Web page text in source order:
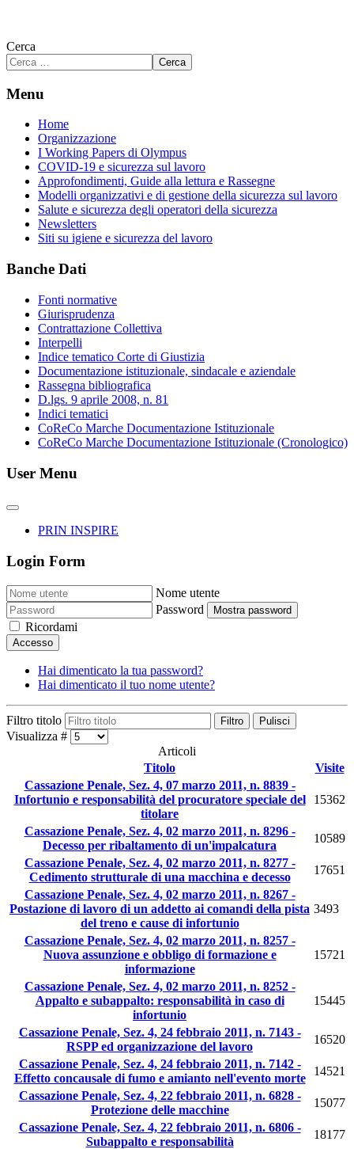
Cerca
Cerca
Menu
Home
Organizzazione
I Working Papers di Olympus
COVID-19 e sicurezza sul lavoro
Approfondimenti, Guide alla lettura e Rassegne
Modelli organizzativi e di gestione della sicurezza sul lavoro
Salute e sicurezza degli operatori della sicurezza
Newsletters
Siti su igiene e sicurezza del lavoro
Banche Dati
Fonti normative
Giurisprudenza
Contrattazione Collettiva
Interpelli
Indice tematico Corte di Giustizia
Documentazione istituzionale, sindacale e aziendale
Rassegna bibliografica
D.lgs. 9 aprile 2008, n. 81
Indici tematici
CoReCo Marche Documentazione Istituzionale
CoReCo Marche Documentazione Istituzionale (Cronologico)
User Menu
PRIN INSPIRE
Login Form
Nome utente
Password
Mostra password
Ricordami
Accesso
Hai dimenticato la tua password?
Hai dimenticato il tuo nome utente?
Filtro titolo Filtro Pulisci
Visualizza #
Articoli
Titolo
Visite
Cassazione Penale, Sez. 4, 07 marzo 2011, n. 8839 -
Infortunio e responsabilità del procuratore speciale del
titolare
15362
Cassazione Penale, Sez. 4, 02 marzo 2011, n. 8296 -
Decesso per ribaltamento di un'impalcatura
10589
Cassazione Penale, Sez. 4, 02 marzo 2011, n. 8277 -
Cedimento strutturale di una macchina e decesso
17651
Cassazione Penale, Sez. 4, 02 marzo 2011, n. 8267 -
Postazione di lavoro di un addetto ai comandi della pista
del treno e cause di infortunio
3493
Cassazione Penale, Sez. 4, 02 marzo 2011, n. 8257 -
Nuova assunzione e obbligo di formazione e
informazione
15721
Cassazione Penale, Sez. 4, 02 marzo 2011, n. 8252 -
Appalto e subappalto: responsabilità in caso di
infortunio
15445
Cassazione Penale, Sez. 4, 24 febbraio 2011, n. 7143 -
RSPP ed organizzazione del lavoro
16520
Cassazione Penale, Sez. 4, 24 febbraio 2011, n. 7142 -
Effetto concausale di fumo e amianto nell'evento morte
14521
Cassazione Penale, Sez. 4, 22 febbraio 2011, n. 6828 -
Protezione delle macchine
15077
Cassazione Penale, Sez. 4, 22 febbraio 2011, n. 6806 -
Subappalto e responsabilità
18177